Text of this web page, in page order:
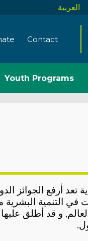
العربية
Contact
Youth Programs
تعد أرفع الجوائز
في التنمية
و قد أطلق
.